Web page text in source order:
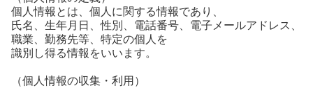
個人情報とは、個人に関する情報であり、
氏名、生年月日、性別、電話番号、電子メールアドレス、
職業、勤務先等、特定の個人を
識別し得る情報をいいます。
（個人情報の収集・利用）